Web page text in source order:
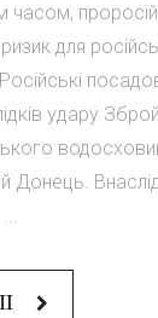
для
удару
Донець.